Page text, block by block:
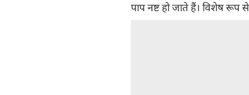
पाप नष्ट हो जाते हैं। विशेष रूप